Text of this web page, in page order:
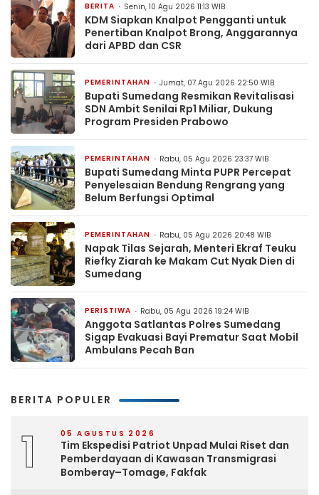
BERITA Senin, 10 Agu 2026 11:13 WIB
KDM Siapkan Knalpot Pengganti untuk
Penertiban Knalpot Brong, Anggarannya
dari APBD dan CSR
PEMERINTAHAN Jumat, 07 Agu 2026 22:50 WIB
Bupati Sumedang Resmikan Revitalisasi
SDN Ambit Senilai Rp1 Miliar, Dukung
Program Presiden Prabowo
PEMERINTAHAN Rabu, 05 Agu 2026 23:37 WIB
Bupati Sumedang Minta PUPR Percepat
Penyelesaian Bendung Rengrang yang
Belum Berfungsi Optimal
PEMERINTAHAN Rabu, 05 Agu 2026 20:48 WIB
Napak Tilas Sejarah, Menteri Ekraf Teuku
Riefky Ziarah ke Makam Cut Nyak Dien di
Sumedang
PERISTIWA Rabu, 05 Agu 2026 19:24 WIB
Anggota Satlantas Polres Sumedang
Sigap Evakuasi Bayi Prematur Saat Mobil
Ambulans Pecah Ban
BERITA POPULER
1 05 AGUSTUS 2026
Tim Ekspedisi Patriot Unpad Mulai Riset dan
Pemberdayaan di Kawasan Transmigrasi
Bomberay–Tomage, Fakfak